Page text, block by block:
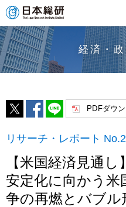
経済・
PDFダウ
リサーチ・レポート
【米国経済見通
安定化に向かう米
争の再燃とバブル